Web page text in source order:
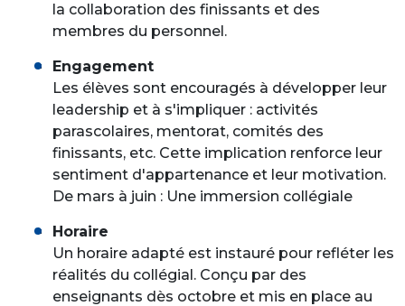
la collaboration des finissants et des
membres du personnel.
Engagement
Les élèves sont encouragés à développer leur
leadership et à s'impliquer : activités
parascolaires, mentorat, comités des
finissants, etc. Cette implication renforce leur
sentiment d'appartenance et leur motivation.
De mars à juin : Une immersion collégiale
Horaire
Un horaire adapté est instauré pour refléter les
réalités du collégial. Conçu par des
enseignants dès octobre et mis en place au